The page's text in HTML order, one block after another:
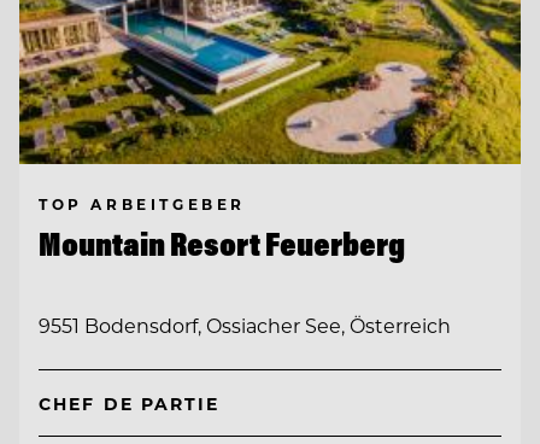
TOP ARBEITGEBER
Mountain Resort Feuerberg
9551 Bodensdorf, Ossiacher See, Österreich
CHEF DE PARTIE